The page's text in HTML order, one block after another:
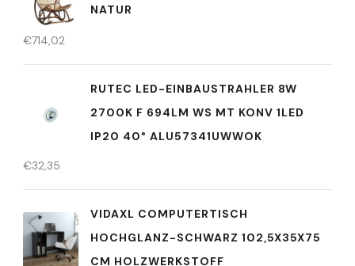
NATUR
€714,02
RUTEC LED-EINBAUSTRAHLER 8W
2700K F 694LM WS MT KONV 1LED
IP20 40° ALU57341UWWOK
€32,35
VIDAXL COMPUTERTISCH
HOCHGLANZ-SCHWARZ 102,5X35X75
CM HOLZWERKSTOFF